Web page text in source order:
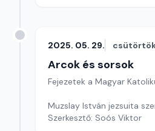
2025. 05. 29.
Arcok és sorsok
Fejezetek a Magyar
Muzslay István jezsuita
Szerkesztő: Soós Viktor